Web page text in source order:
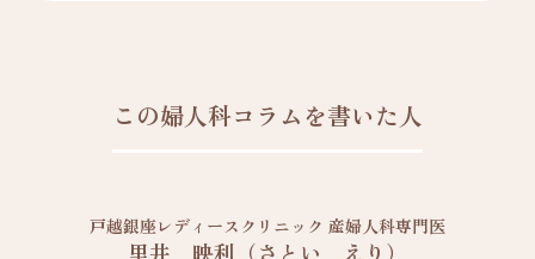
この婦人科コラムを書いた人
戸越銀座レディースクリニック 産婦人科専門医
里井 映利（さとい えり）